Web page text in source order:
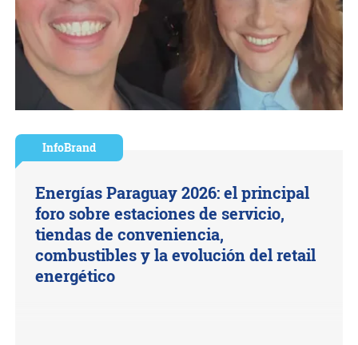
InfoBrand
Energías Paraguay 2026: el principal
foro sobre estaciones de servicio,
tiendas de conveniencia,
combustibles y la evolución del retail
energético